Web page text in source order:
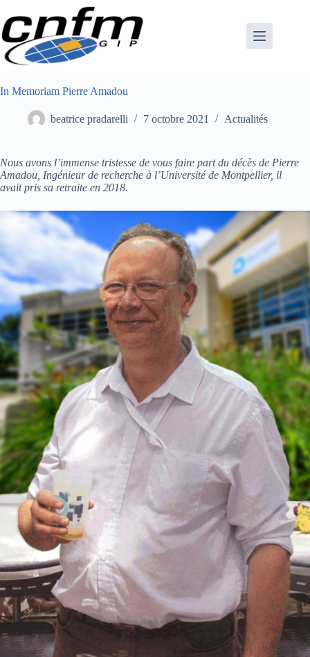
au
contenu
In Memoriam Pierre Amadou
beatrice pradarelli 7 octobre 2021 Actualités
Nous avons l’immense tristesse de vous faire part du décès de Pierre
Amadou, Ingénieur de recherche à l’Université de Montpellier, il
avait pris sa retraite en 2018.